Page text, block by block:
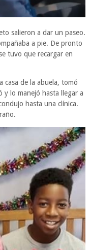
salieron a dar un paseo.
a pie. De pronto
tuvo que recargar en
casa de la abuela, tomó
y lo manejó hasta llegar a
hasta una clínica.